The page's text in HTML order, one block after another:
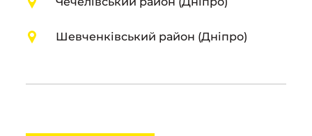
Шевченківський район (Дніпро)